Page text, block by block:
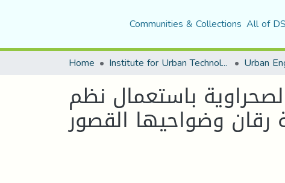
Communities & Collections All of
Home Institute for Urban Technology Management
باستعمال نظم
رقان وضواحيها القصور